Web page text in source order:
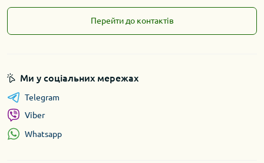
Перейти до контактів
Ми у соціальних мережах
Telegram
Viber
Whatsapp